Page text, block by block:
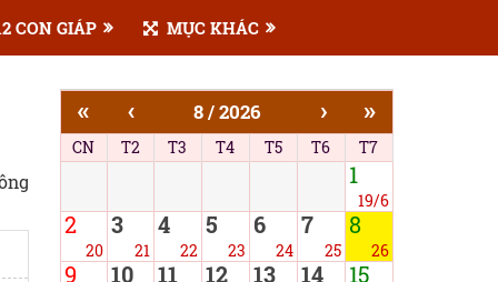
CON GIÁP MỤC KHÁC
« ‹ 8 / 2026 › »
CN T2 T3 T4 T5 T6 T7
1
19/6
2
20
3
21
4
22
5
23
6
24
7
25
8
26
9 10 11 12 13 14 15